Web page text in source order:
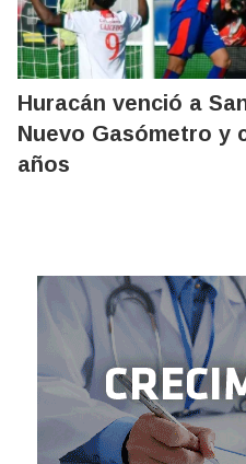
Huracán venció a
Nuevo Gasómetro y
años